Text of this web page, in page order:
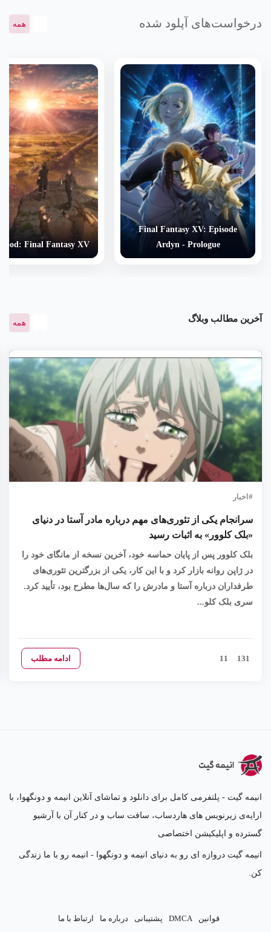
درخواست‌های آپلود شده همه
Final Fantasy XV: Episode
Ardyn - Prologue
Final Fantasy XV
آخرین مطالب وبلاگ همه
اخبار
سرانجام یکی از تئوری‌های مهم درباره مادر آستا در دنیای
«بلک کلوور» به اثبات رسید
بلک کلوور پس از پایان حماسه خود، آخرین نسخه از مانگای خود را
در ژاپن روانه بازار کرد و با این کار، یکی از بزرگترین تئوری‌های
طرفداران درباره آستا و مادرش را که سال‌ها مطرح بود، تأیید کرد.
سری بلک کلو...
131
11 ادامه مطلب
انیمه گیت - پلتفرمی کامل برای دانلود و تماشای آنلاین انیمه و دونگهوا، با
ارایه‌ی زیرنویس های هاردساب، سافت ساب و در کنار آن با آرشیو
گسترده و اپلیکیشن اختصاصی
انیمه گیت دروازه ای رو به دنیای انیمه و دونگهوا - انیمه رو با ما زندگی
کن.
قوانین DMCA پشتیبانی درباره ما ارتباط با ما